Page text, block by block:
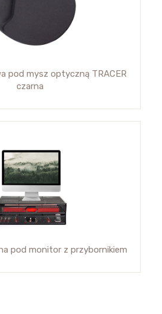
pod mysz optyczną TRACER
czarna
pod monitor z przybornikiem